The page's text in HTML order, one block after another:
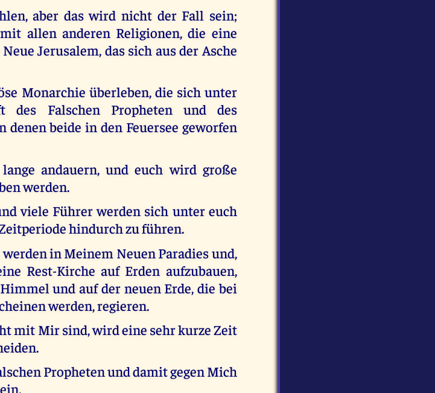
aber das wird nicht der Fall sein;
allen anderen Religionen, die eine
Jerusalem, das sich aus der Asche
Monarchie überleben, die sich unter
des Falschen Propheten und des
beide in den Feuersee geworfen
andauern, und euch wird große
werden.
viele Führer werden sich unter euch
hindurch zu führen.
in Meinem Neuen Paradies und,
Rest-Kirche auf Erden aufzubauen,
und auf der neuen Erde, die bei
werden, regieren.
mit Mir sind, wird eine sehr kurze Zeit
Propheten und damit gegen Mich